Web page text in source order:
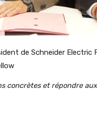
de Schneider Electric
concrètes et répondre